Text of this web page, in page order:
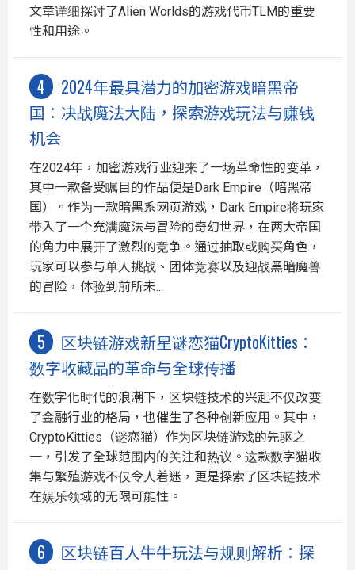
文章详细探讨了Alien Worlds的游戏代币TLM的重要
性和用途。
2024年最具潜力的加密游戏暗黑帝
国：决战魔法大陆，探索游戏玩法与赚钱
机会
在2024年，加密游戏行业迎来了一场革命性的变革，
其中一款备受瞩目的作品便是Dark Empire（暗黑帝
国）。作为一款暗黑系网页游戏，Dark Empire将玩家
带入了一个充满魔法与冒险的奇幻世界，在两大帝国
的角力中展开了激烈的竞争。通过抽取或购买角色，
玩家可以参与单人挑战、团体竞赛以及迎战黑暗魔兽
的冒险，体验到前所未...
区块链游戏新星谜恋猫CryptoKitties：
数字收藏品的革命与全球传播
在数字化时代的浪潮下，区块链技术的兴起不仅改变
了金融行业的格局，也催生了各种创新应用。其中，
CryptoKitties（谜恋猫）作为区块链游戏的先驱之
一，引发了全球范围内的关注和热议。这款数字猫收
集与繁殖游戏不仅令人着迷，更是探索了区块链技术
在娱乐领域的无限可能性。
区块链百人牛牛玩法与规则解析：探